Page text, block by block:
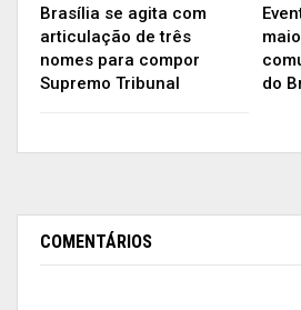
O recurso do Fundo Petrobras
Operação Lava Jato.
Brasília se agita com
articulação de três
nomes para compor
Supremo Tribunal
do
COMENTÁRIOS